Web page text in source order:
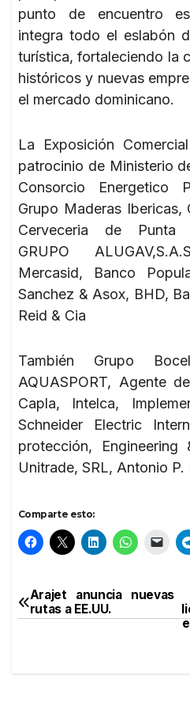
punto de encuentro
integra todo el eslabón
turística, fortaleciendo la
históricos y nuevas
el mercado dominicano.
La Exposición
patrocinio de Ministerio
Consorcio Energetico
Grupo Maderas Ibericas,
Cerveceria de Punta
GRUPO
Mercasid, Banco
Sanchez & Asox, BHD,
Reid & Cia
También Grupo
AQUASPORT, Agente
Capla, Intelca,
Schneider Electric
protección, Engineering
Unitrade, SRL, Antonio
Comparte esto:
Navegación
Arajet anuncia nuevas
rutas a EE.UU.